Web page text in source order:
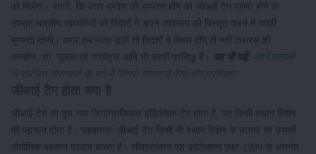
को मिलेगा। बतादें, कि उत्तर प्रदेश की हाथरस हींग को जीआई टैग प्राप्त होने के
उपरांत भारतीय व्यापारियों को विदेशों में अपने व्यवसाय को विस्तृत करने में काफी
सुगमता रहेगी। अगर हम नजर ड़ालें तो विदेशों में केवल हींग ही नहीं हाथरस की
नमकीन, रंग, गुलाल एवं गारमेंट्स आदि भी काफी प्रसिद्ध हैं।
यह भी पढ़ें:
जानें मसालों
से संबंधित योजनाओं के बारे में जिनसे मिलता है पैसा और प्रशिक्षण
जीआई टैग का पूरा नाम जियोग्राफिकल इंडिकेशन टैग होता है, यह किसी स्थान विशेष
की पहचान होता है। सामान्यतः जीआई टैग किसी भी स्थान विशेष के उत्पाद को उसकी
भौगोलिक पहचान प्रदान करता है। रजिस्ट्रेशन एंड प्रोटेक्शन एक्ट-1999 के अंतर्गत